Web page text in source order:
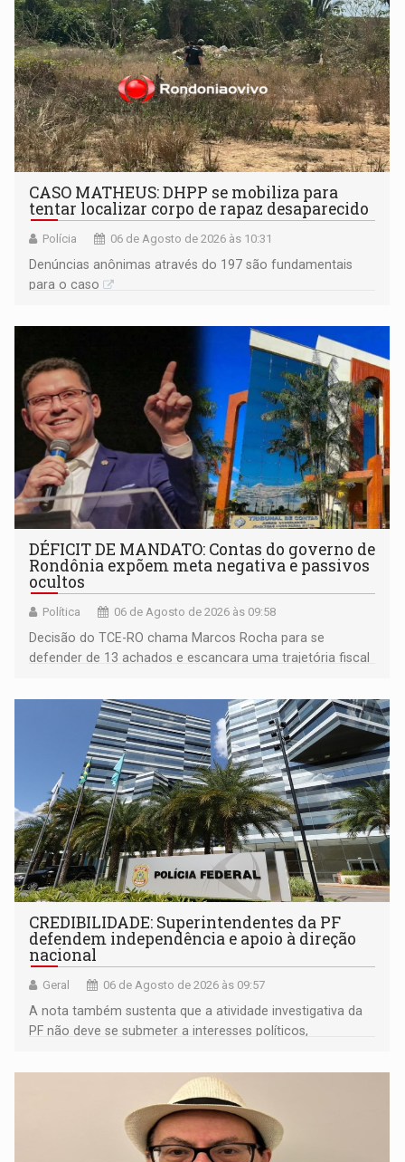
CASO MATHEUS: DHPP se mobiliza para
tentar localizar corpo de rapaz desaparecido
Polícia 06 de Agosto de 2026 às 10:31
Denúncias anônimas através do 197 são fundamentais
para o caso
DÉFICIT DE MANDATO: Contas do governo de
Rondônia expõem meta negativa e passivos
ocultos
Política 06 de Agosto de 2026 às 09:58
Decisão do TCE-RO chama Marcos Rocha para se
defender de 13 achados e escancara uma trajetória fiscal
mandato
CREDIBILIDADE: Superintendentes da PF
defendem independência e apoio à direção
nacional
Geral 06 de Agosto de 2026 às 09:57
A nota também sustenta que a atividade investigativa da
PF não deve se submeter a interesses políticos,